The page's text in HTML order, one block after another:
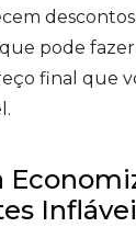
que pode
final que